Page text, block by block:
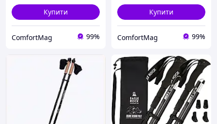
Купити
ComfortMag 99%
Купити
ComfortMag 99%